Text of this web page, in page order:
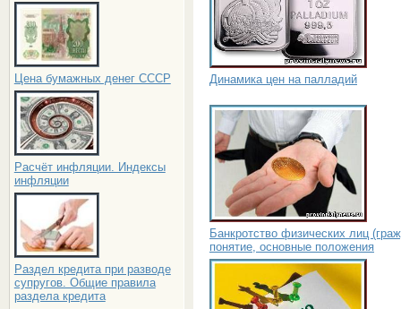
Цена бумажных денег СССР
Расчёт инфляции. Индексы
инфляции
Раздел кредита при разводе
супругов. Общие правила
раздела кредита
Динамика цен на палладий
Банкротство физических лиц
понятие, основные положения